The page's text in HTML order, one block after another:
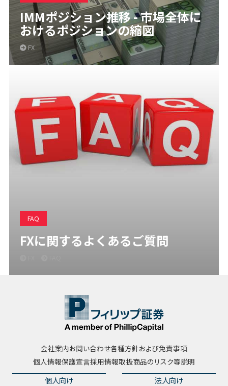
IMMポジション推移 - 市場全体に
おけるポジションの縮図
FX
FAQ
FXに関するよくあるご質問
会社案内お問い合わせ各種方針および免責事項
個人情報保護宣言採用情報取扱商品のリスク等説明
個人向け 法人向け